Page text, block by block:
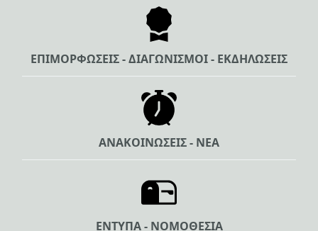
ΕΠΙΜΟΡΦΩΣΕΙΣ - ΔΙΑΓΩΝΙΣΜΟΙ - ΕΚΔΗΛΩΣΕΙΣ
ΑΝΑΚΟΙΝΩΣΕΙΣ - ΝΕΑ
ΕΝΤΥΠΑ - ΝΟΜΟΘΕΣΙΑ